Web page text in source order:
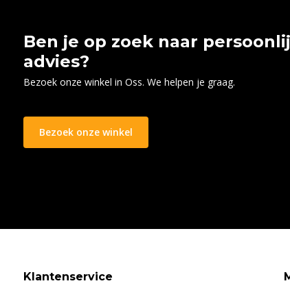
Ben je op zoek naar
advies?
Bezoek onze winkel in Oss. We helpen je graag.
Bezoek onze winkel
Klantenservice